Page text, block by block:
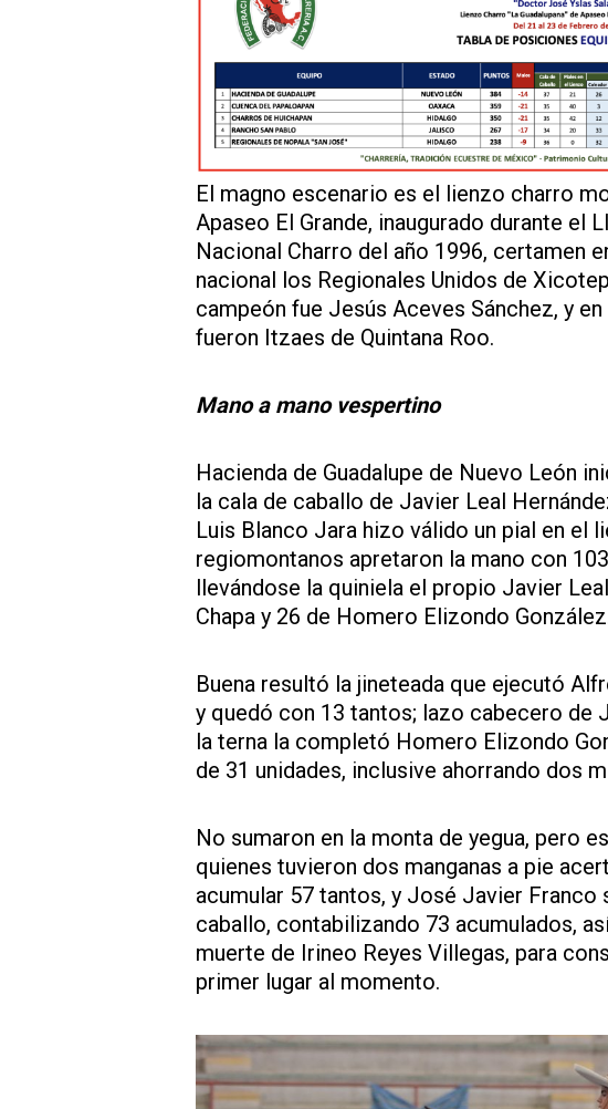
El magno escenario es el lienzo charro
Apaseo El Grande, inaugurado durante el
Nacional Charro del año 1996, certamen
nacional los Regionales Unidos de
campeón fue Jesús Aceves Sánchez, y
fueron Itzaes de Quintana Roo.
Mano a mano vespertino
Hacienda de Guadalupe de Nuevo León
la cala de caballo de Javier Leal
Luis Blanco Jara hizo válido un pial en el
regiomontanos apretaron la mano con
llevándose la quiniela el propio Javier
Chapa y 26 de Homero Elizondo
Buena resultó la jineteada que ejecutó
y quedó con 13 tantos; lazo cabecero de
la terna la completó Homero Elizondo
de 31 unidades, inclusive ahorrando dos
No sumaron en la monta de yegua, pero
quienes tuvieron dos manganas a pie
acumular 57 tantos, y José Javier
caballo, contabilizando 73 acumulados,
muerte de Irineo Reyes Villegas, para
primer lugar al momento.